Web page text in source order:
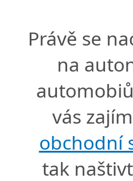
Právě se
na
vás
obchodní
tak